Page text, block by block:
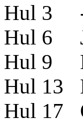
Hul 6
Hul 9
Hul 13
Hul